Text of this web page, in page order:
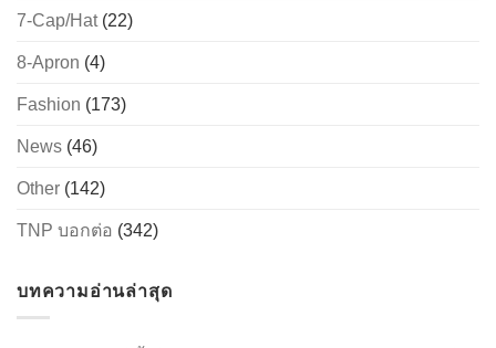
7-Cap/Hat(22)
8-Apron (4)
Fashion (173)
News (46)
Other (142)
TNP บอกต่อ (342)
บทความอ่านล่าสุด